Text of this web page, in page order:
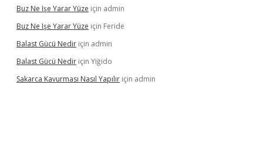
Buz Ne Işe Yarar Yüze için admin
Buz Ne Işe Yarar Yüze için Feride
Balast Gücü Nedir için admin
Balast Gücü Nedir için Yiğido
Sakarca Kavurması Nasıl Yapılır için admin